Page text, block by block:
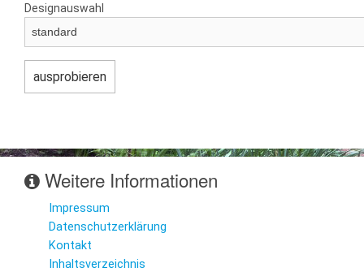
Designauswahl
Weitere Informationen
Impressum
Datenschutzerklärung
Kontakt
Inhaltsverzeichnis